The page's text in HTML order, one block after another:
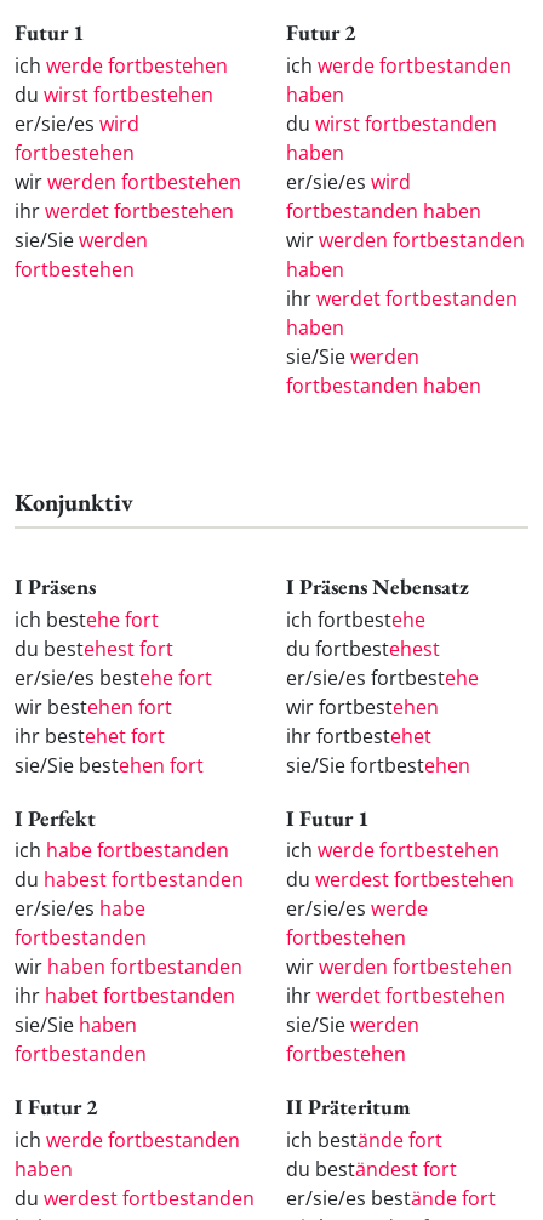
Futur 1
ich werde fortbestehen
du wirst fortbestehen
er/sie/es wird
fortbestehen
wirwerden fortbestehen
ihrwerdet fortbestehen
sie/Siewerden
fortbestehen
Futur 2
ich werde fortbestanden
haben
du wirst fortbestanden
haben
er/sie/es wird
fortbestanden haben
wirwerden fortbestanden
haben
ihrwerdet fortbestanden
haben
sie/Siewerden
fortbestanden haben
Konjunktiv
I Präsens
ich bestehe fort
du bestehest fort
er/sie/es bestehe fort
wir bestehen fort
ihr bestehet fort
sie/Sie bestehen fort
I Präsens Nebensatz
ich fortbestehe
du fortbestehest
er/sie/es fortbestehe
wir fortbestehen
ihr fortbestehet
sie/Sie fortbestehen
I Perfekt
ich habe fortbestanden
du habest fortbestanden
er/sie/es habe
fortbestanden
wir haben fortbestanden
ihr habet fortbestanden
sie/Sie haben
fortbestanden
I Futur 1
ich werde fortbestehen
du werdest fortbestehen
er/sie/es werde
fortbestehen
wirwerden fortbestehen
ihrwerdet fortbestehen
sie/Siewerden
fortbestehen
I Futur 2
ich werde fortbestanden
haben
du werdest fortbestanden
II Präteritum
ich bestände fort
du beständest fort
er/sie/es bestände fort